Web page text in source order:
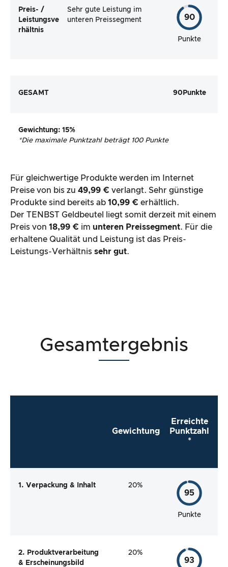
Preis- /
Leistungsve
rhältnis
Sehr gute Leistung im
unteren Preissegment
90
Punkte
GESAMT 90 Punkte
Gewichtung: 15%
*Die maximale Punktzahl beträgt 100 Punkte
Für gleichwertige Produkte werden im Internet
Preise von bis zu 49,99 € verlangt. Sehr günstige
Produkte sind bereits ab 10,99 € erhältlich.
Der TENBST Geldbeutel liegt somit derzeit mit einem
Preis von 18,99 € im unteren Preissegment. Für die
erhaltene Qualität und Leistung ist das Preis-
Leistungs-Verhältnis sehr gut.
Gesamtergebnis
Gewichtung
Erreichte
Punktzahl
*
1. Verpackung & Inhalt 20%
95
Punkte
2. Produktverarbeitung
& Erscheinungsbild
20%
93